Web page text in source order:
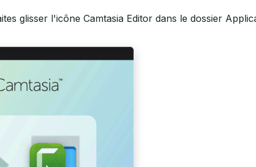
glisser l'icône Camtasia Editor dans le dossier